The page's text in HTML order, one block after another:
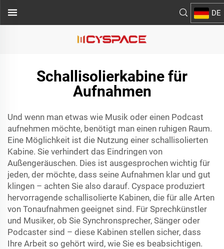
DE
Schallisolierkabine für
Aufnahmen
Und wenn man etwas wie Musik oder einen Podcast
aufnehmen möchte, benötigt man einen ruhigen Raum.
Eine Möglichkeit ist die Nutzung einer schallisolierten
Kabine. Sie verhindert das Eindringen von
Außengeräuschen. Dies ist ausgesprochen wichtig für
jeden, der möchte, dass seine Aufnahmen klar und gut
klingen – achten Sie also darauf. Cyspace produziert
hervorragende schallisolierte Kabinen, die für alle Arten
von Tonaufnahmen geeignet sind. Für Sprechkünstler
und Musiker, ob Sie Synchronsprecher, Sänger oder
Podcaster sind – diese Kabinen stellen sicher, dass
Ihre Arbeit so gehört wird, wie Sie es beabsichtigen.